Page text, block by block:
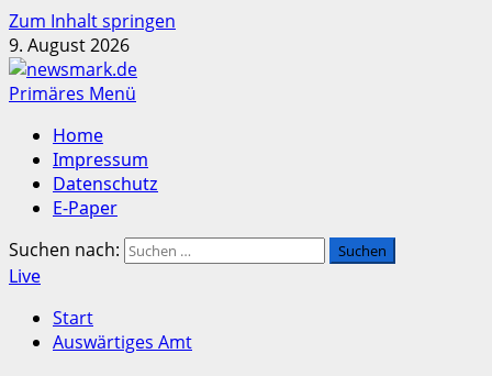
Zum Inhalt springen
9. August 2026
Primäres Menü
Home
Impressum
Datenschutz
E-Paper
Suchen nach:
Live
Start
Auswärtiges Amt